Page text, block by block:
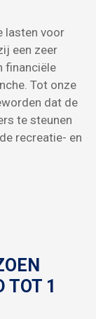
lasten voor
een zeer
financiële
Tot onze
dat de
te steunen
recreatie- en
TOT 1